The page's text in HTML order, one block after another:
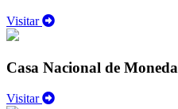
Visitar
Casa Nacional de Moneda
Visitar